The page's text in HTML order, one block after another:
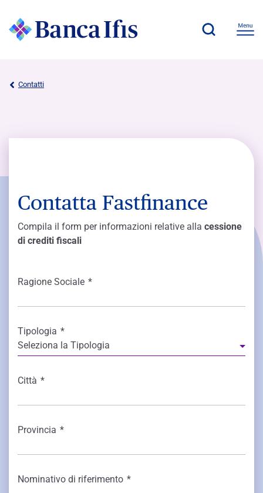
Contatti
Contatta Fastfinance
Compila il form per informazioni relative alla cessione
di crediti fiscali
Ragione Sociale *
Tipologia *
Seleziona la Tipologia
Città *
Provincia *
Nominativo di riferimento *